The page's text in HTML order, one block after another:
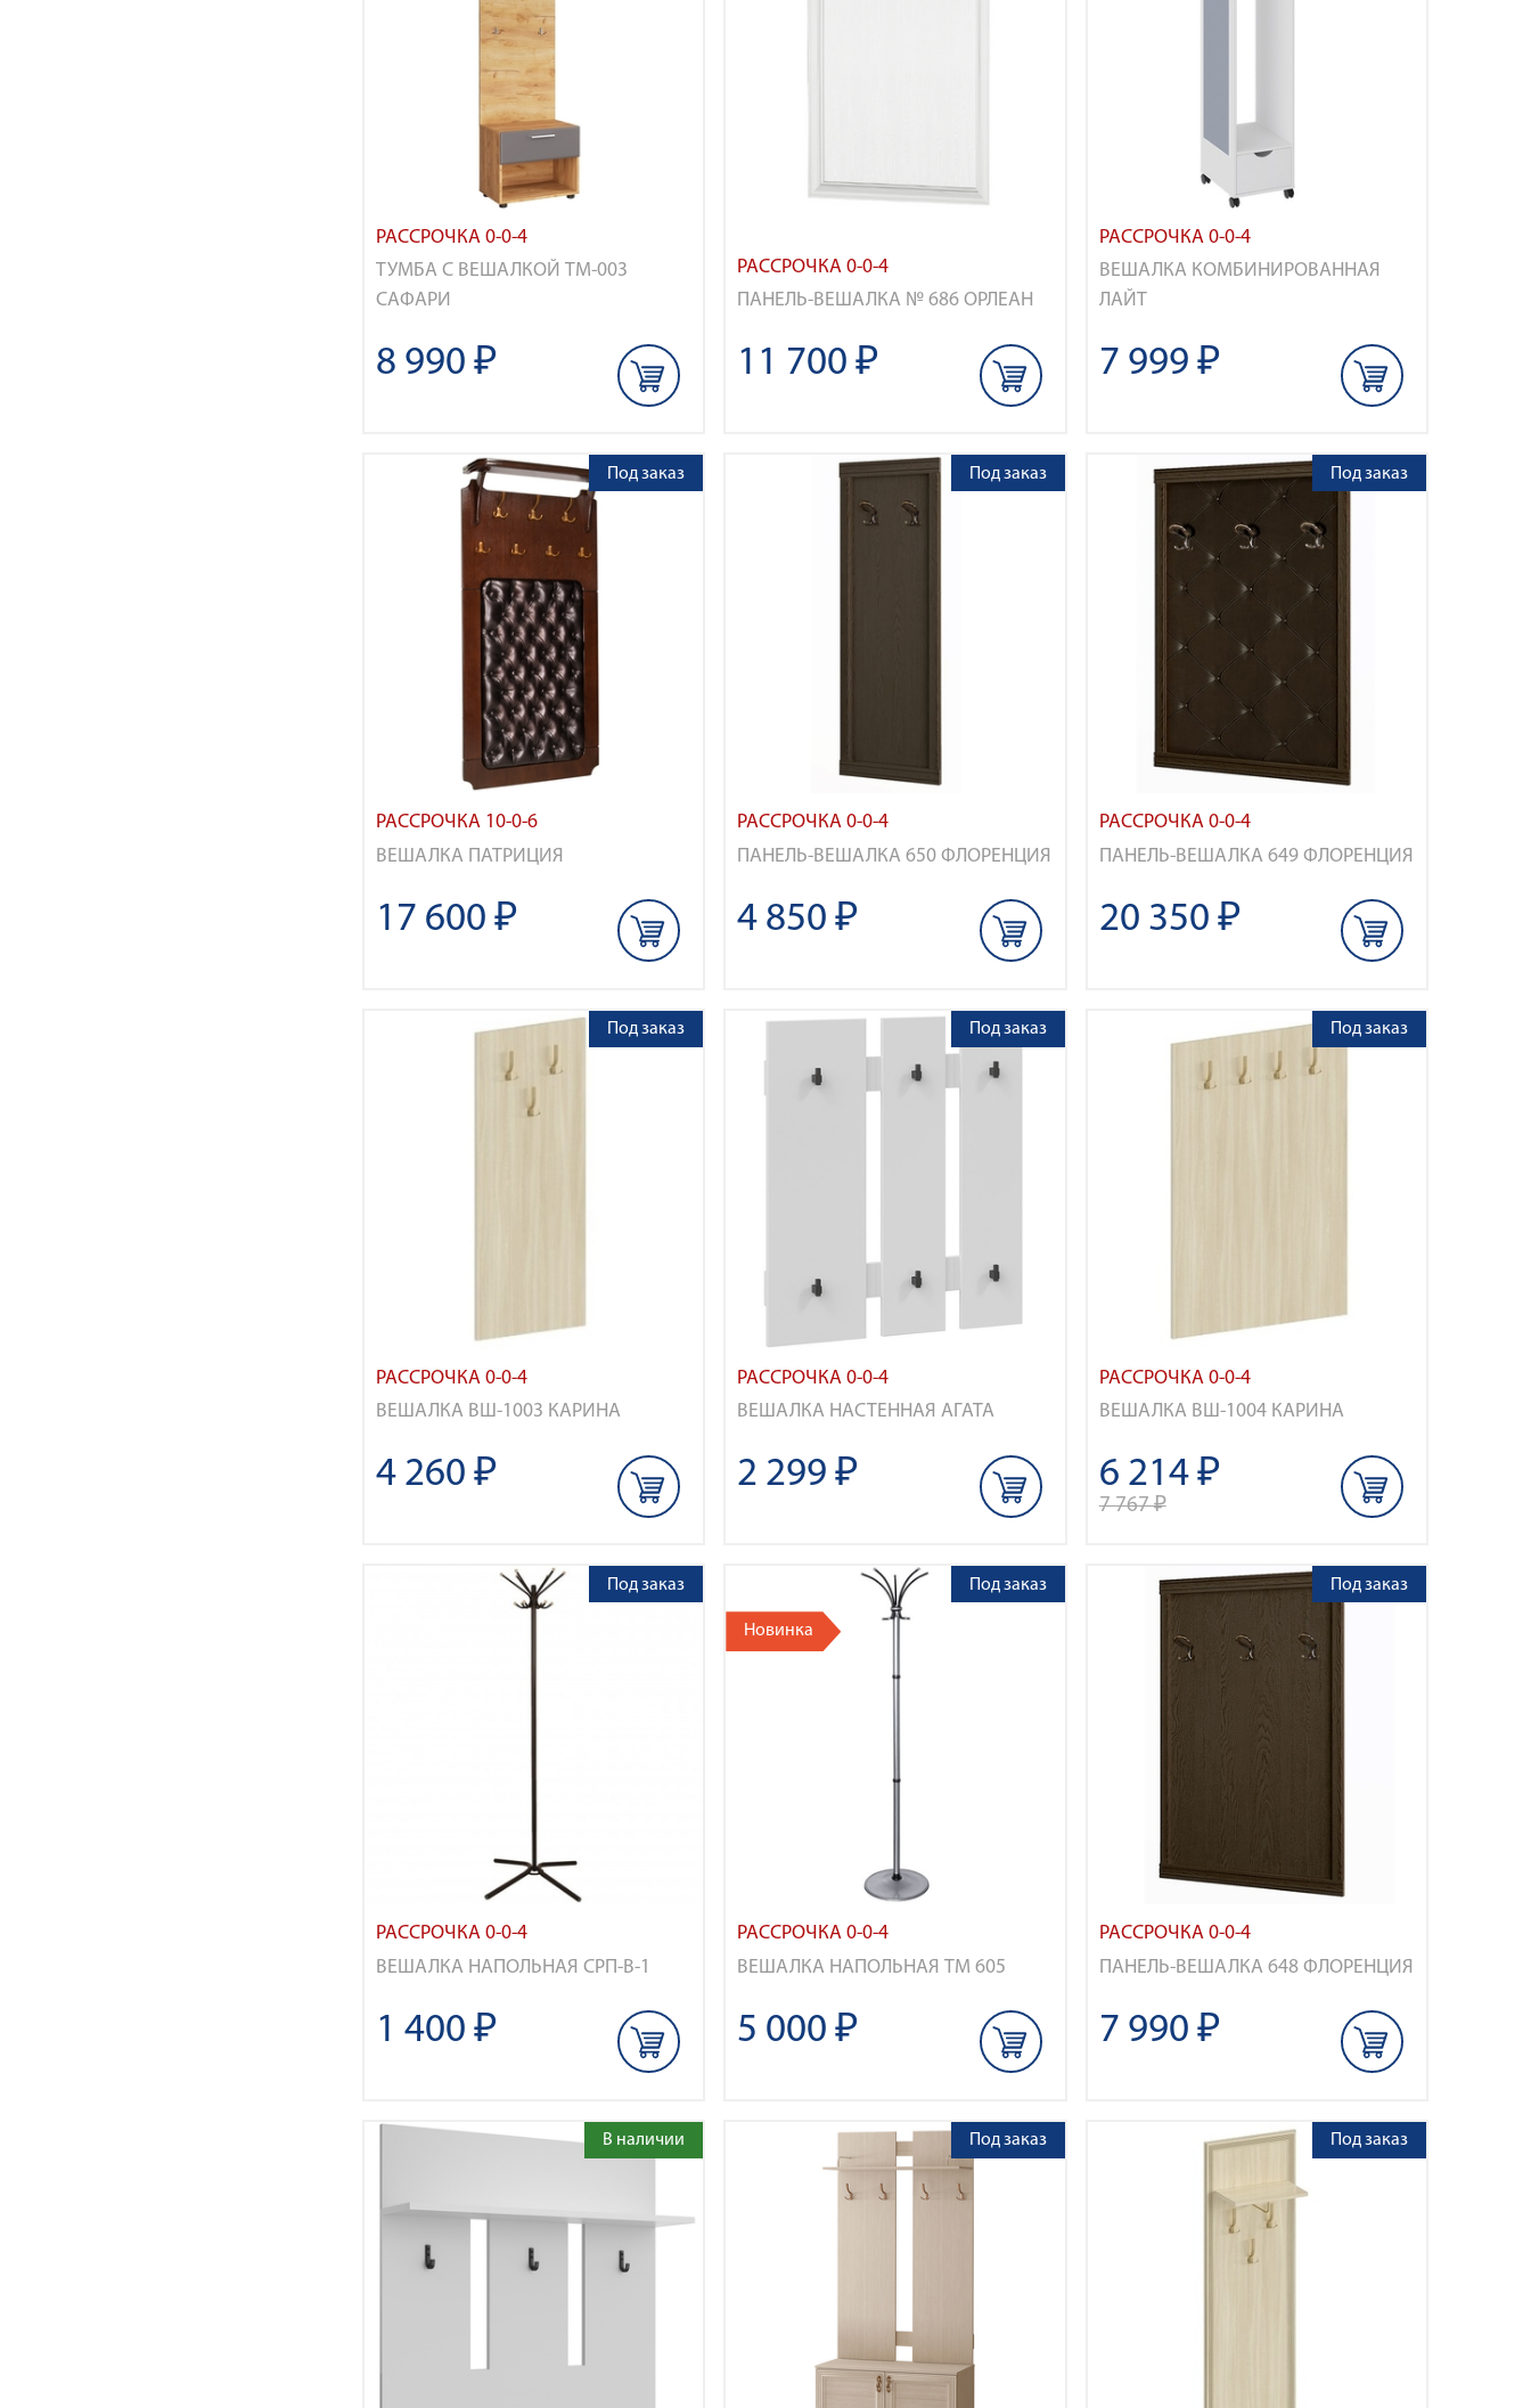
РАССРОЧКА 0-0-4
ТУМБА С ВЕШАЛКОЙ ТМ-003
САФАРИ
8 990 ₽
РАССРОЧКА 0-0-4
ПАНЕЛЬ-ВЕШАЛКА № 686 ОРЛЕАН
11 700 ₽
РАССРОЧКА 0-0-4
ВЕШАЛКА КОМБИНИРОВАННАЯ
ЛАЙТ
7 999 ₽
РАССРОЧКА 10-0-6
ВЕШАЛКА ПАТРИЦИЯ
Под заказ
17 600 ₽
РАССРОЧКА 0-0-4
ПАНЕЛЬ-ВЕШАЛКА 650 ФЛОРЕНЦИЯ
Под заказ
4 850 ₽
РАССРОЧКА 0-0-4
ПАНЕЛЬ-ВЕШАЛКА 649 ФЛОРЕНЦИЯ
Под заказ
20 350 ₽
РАССРОЧКА 0-0-4
ВЕШАЛКА ВШ-1003 КАРИНА
Под заказ
4 260 ₽
РАССРОЧКА 0-0-4
ВЕШАЛКА НАСТЕННАЯ АГАТА
Под заказ
2 299 ₽
РАССРОЧКА 0-0-4
ВЕШАЛКА ВШ-1004 КАРИНА
Под заказ
6 214 ₽
7 767 ₽
РАССРОЧКА 0-0-4
ВЕШАЛКА НАПОЛЬНАЯ СРП-В-1
Под заказ
1 400 ₽
РАССРОЧКА 0-0-4
ВЕШАЛКА НАПОЛЬНАЯ ТМ 605
Новинка
Под заказ
5 000 ₽
РАССРОЧКА 0-0-4
ПАНЕЛЬ-ВЕШАЛКА 648 ФЛОРЕНЦИЯ
Под заказ
7 990 ₽
В наличии Под заказ Под заказ